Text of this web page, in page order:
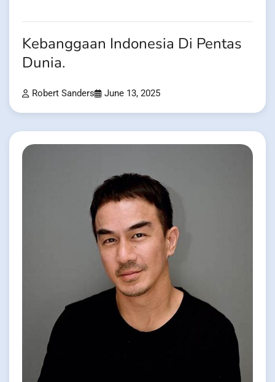
Kebanggaan Indonesia Di Pentas
Dunia.
Robert Sanders June 13, 2025